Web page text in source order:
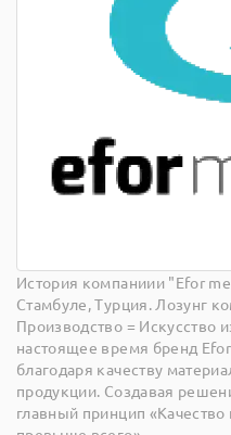
История компаниии "Efor
Стамбуле, Турция. Лозунг
Производство = Искусство
настоящее время бренд
благодаря качеству
продукции. Создавая
главный принцип